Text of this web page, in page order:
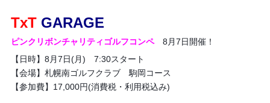
TxT GARAGE
ピンクリボンチャリティゴルフコンペ8月7日開催！
【日時】8月7日(月) 7:30スタート
【会場】札幌南ゴルフクラブ 駒岡コース
【参加費】17,000円(消費税・利用税込み)